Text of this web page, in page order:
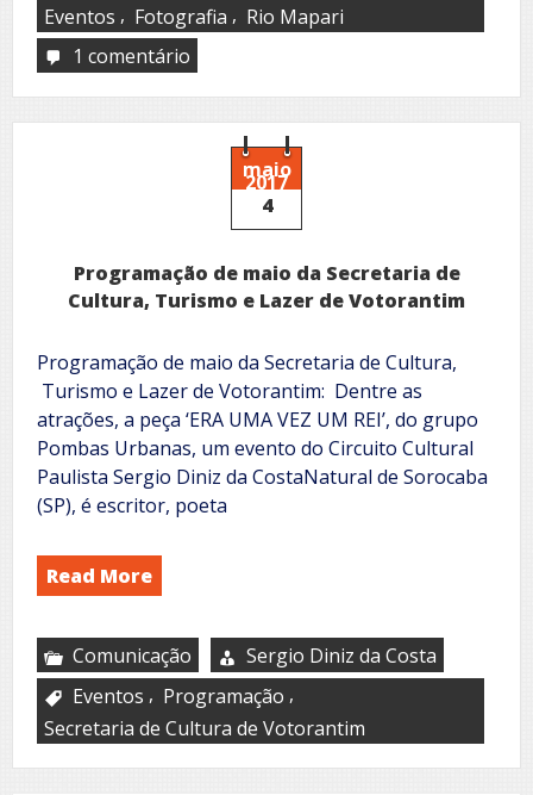
Eventos , Fotografia , Rio Mapari
1 comentário
o
Paraíso
Escondido
maio
2017
4
Programação de maio da Secretaria de
Cultura, Turismo e Lazer de Votorantim
Programação de maio da Secretaria de Cultura,
Turismo e Lazer de Votorantim: Dentre as
atrações, a peça ‘ERA UMA VEZ UM REI’, do grupo
Pombas Urbanas, um evento do Circuito Cultural
Paulista Sergio Diniz da CostaNatural de Sorocaba
(SP), é escritor, poeta
Read More
Comunicação
Sergio Diniz da Costa
Eventos , Programação ,
Secretaria de Cultura de Votorantim